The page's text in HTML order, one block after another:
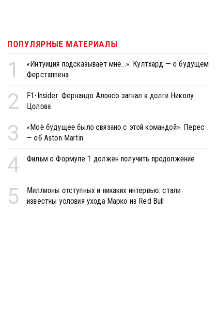
ПОПУЛЯРНЫЕ МАТЕРИАЛЫ
1
«Интуиция подсказывает мне...»: Култхард — о будущем
Ферстаппена
2
F1-Insider: Фернандо Алонсо загнал в долги Николу
Цолова
3
«Моё будущее было связано с этой командой»: Перес
— об Aston Martin
4 Фильм о Формуле 1 должен получить продолжение
5
Миллионы отступных и никаких интервью: стали
известны условия ухода Марко из Red Bull